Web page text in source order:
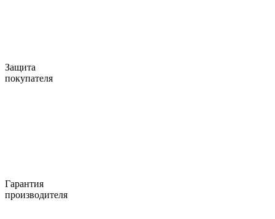
Защита
покупателя
Гарантия
производителя